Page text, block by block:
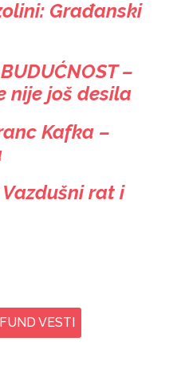
Građanski
–
nije još desila
Kafka –
Vazdušni rat i
VESTI